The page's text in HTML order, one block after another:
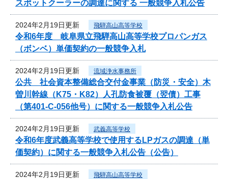
スポットクーラーの調達に関する 一般競争入札公告
2024年2月19日更新 飛騨高山高等学校
令和6年度 岐阜県立飛騨高山高等学校プロパンガス
（ボンベ）単価契約の一般競争入札
2024年2月19日更新 流域浄水事務所
公共 社会資本整備総合交付金事業（防災・安全）木
曽川幹線（K75・K82）人孔防食被覆（翌債）工事
（第401-C-056他号）に関する一般競争入札公告
2024年2月19日更新 武義高等学校
令和6年度武義高等学校で使用するLPガスの調達（単
価契約）に関する一般競争入札公告（公告）
2024年2月19日更新 飛騨高山高等学校